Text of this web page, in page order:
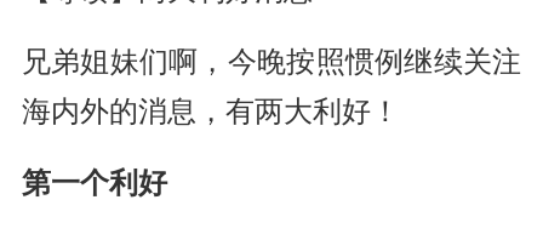
兄弟姐妹们啊，今晚按照惯例继续关注
海内外的消息，有两大利好！
第一个利好